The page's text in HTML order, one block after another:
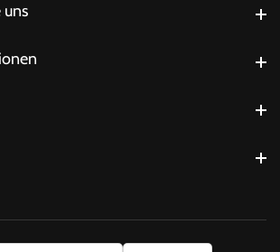
unsKontaktieren Sie uns
Firmeninformationen